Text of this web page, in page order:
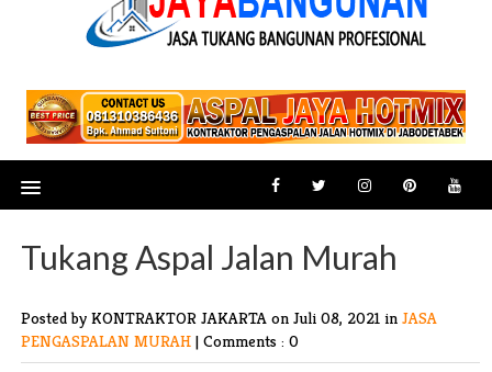
Tukang Aspal Jalan Murah
Posted by KONTRAKTOR JAKARTA on Juli 08, 2021 in JASA
PENGASPALAN MURAH | Comments : 0